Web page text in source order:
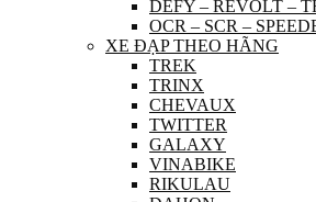
DEFY – REVOLT –
OCR – SCR –
XE ĐẠP THEO HÃNG
TREK
TRINX
CHEVAUX
TWITTER
GALAXY
VINABIKE
RIKULAU